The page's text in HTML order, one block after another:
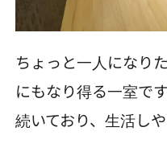
ちょっと一人になり
にもなり得る一室で
続いており、生活しや